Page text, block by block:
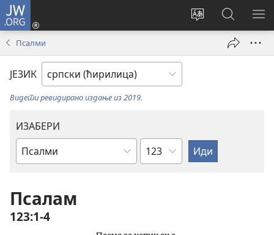
JW.ORG
Промени
Пријава
(отвара
Претрага
сајта
JW.ORG
Псалми
ЈЕЗИК
Видети ревидирано издање из 2019.
ИЗАБЕРИ
Библијска
Поглавље
Псалам
123:1-4